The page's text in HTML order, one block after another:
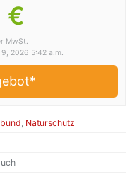
€
MwSt.
2026 5:42 a.m.
, Naturschutz